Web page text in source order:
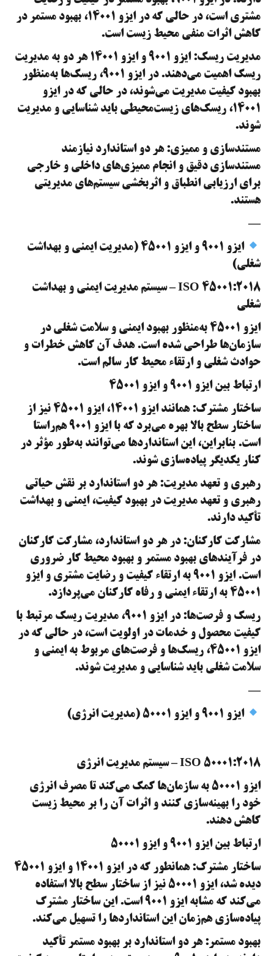
مشتری است، در حالی که در ایزو ۱۴۰۰۱، بهبود مستمر در
کاهش اثرات منفی محیط زیست است.
مدیریت ریسک: ایزو ۹۰۰۱ و ایزو ۱۴۰۰۱ هر دو به مدیریت
ریسک اهمیت می‌دهند. در ایزو ۹۰۰۱، ریسک‌ها به‌منظور
بهبود کیفیت مدیریت می‌شوند، در حالی که در ایزو
۱۴۰۰۱، ریسک‌های زیست‌محیطی باید شناسایی و مدیریت
شوند.
مستندسازی و ممیزی: هر دو استاندارد نیازمند
مستندسازی دقیق و انجام ممیزی‌های داخلی و خارجی
برای ارزیابی انطباق و اثربخشی سیستم‌های مدیریتی
هستند.
—
ایزو ۹۰۰۱ و ایزو ۴۵۰۰۱ (مدیریت ایمنی و بهداشت
شغلی)
ISO 45001:2018 – سیستم مدیریت ایمنی و بهداشت
شغلی
ایزو ۴۵۰۰۱ به‌منظور بهبود ایمنی و سلامت شغلی در
سازمان‌ها طراحی شده است. هدف آن کاهش خطرات و
حوادث شغلی و ارتقاء محیط کار سالم است.
ارتباط بین ایزو ۹۰۰۱ و ایزو ۴۵۰۰۱
ساختار مشترک: همانند ایزو ۱۴۰۰۱، ایزو ۴۵۰۰۱ نیز از
ساختار سطح بالا بهره می‌برد که با ایزو ۹۰۰۱ هم‌راستا
است. بنابراین، این استانداردها می‌توانند به‌طور مؤثر در
کنار یکدیگر پیاده‌سازی شوند.
رهبری و تعهد مدیریت: هر دو استاندارد بر نقش حیاتی
رهبری و تعهد مدیریت در بهبود کیفیت، ایمنی و بهداشت
تأکید دارند.
مشارکت کارکنان: در هر دو استاندارد، مشارکت کارکنان
در فرآیندهای بهبود مستمر و بهبود محیط کار ضروری
است. ایزو ۹۰۰۱ به ارتقاء کیفیت و رضایت مشتری و ایزو
۴۵۰۰۱ به ارتقاء ایمنی و رفاه کارکنان می‌پردازد.
ریسک و فرصت‌ها: در ایزو ۹۰۰۱، مدیریت ریسک مرتبط با
کیفیت محصول و خدمات در اولویت است، در حالی که در
ایزو ۴۵۰۰۱، ریسک‌ها و فرصت‌های مربوط به ایمنی و
سلامت شغلی باید شناسایی و مدیریت شوند.
—
ایزو ۹۰۰۱ و ایزو ۵۰۰۰۱ (مدیریت انرژی)
ISO 50001:2018 – سیستم مدیریت انرژی
ایزو ۵۰۰۰۱ به سازمان‌ها کمک می‌کند تا مصرف انرژی
خود را بهینه‌سازی کنند و اثرات آن را بر محیط زیست
کاهش دهند.
ارتباط بین ایزو ۹۰۰۱ و ایزو ۵۰۰۰۱
ساختار مشترک: همانطور که در ایزو ۱۴۰۰۱ و ایزو ۴۵۰۰۱
دیده شد، ایزو ۵۰۰۰۱ نیز از ساختار سطح بالا استفاده
می‌کند که مشابه ایزو ۹۰۰۱ است. این ساختار مشترک
پیاده‌سازی هم‌زمان این استانداردها را تسهیل می‌کند.
بهبود مستمر: هر دو استاندارد بر بهبود مستمر تأکید